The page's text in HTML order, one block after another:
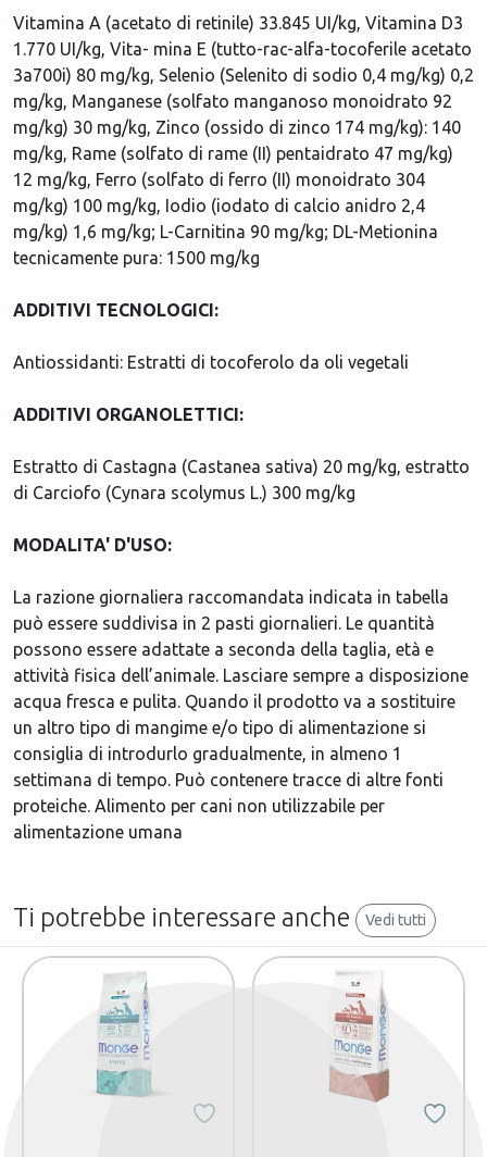
Vitamina A (acetato di retinile) 33.845 UI/kg, Vitamina D3
1.770 UI/kg, Vita- mina E (tutto-rac-alfa-tocoferile acetato
3a700i) 80 mg/kg, Selenio (Selenito di sodio 0,4 mg/kg) 0,2
mg/kg, Manganese (solfato manganoso monoidrato 92
mg/kg) 30 mg/kg, Zinco (ossido di zinco 174 mg/kg): 140
mg/kg, Rame (solfato di rame (II) pentaidrato 47 mg/kg)
12 mg/kg, Ferro (solfato di ferro (II) monoidrato 304
mg/kg) 100 mg/kg, Iodio (iodato di calcio anidro 2,4
mg/kg) 1,6 mg/kg; L-Carnitina 90 mg/kg; DL-Metionina
tecnicamente pura: 1500 mg/kg
ADDITIVI TECNOLOGICI:
Antiossidanti: Estratti di tocoferolo da oli vegetali
ADDITIVI ORGANOLETTICI:
Estratto di Castagna (Castanea sativa) 20 mg/kg, estratto
di Carciofo (Cynara scolymus L.) 300 mg/kg
MODALITA' D'USO:
La razione giornaliera raccomandata indicata in tabella
può essere suddivisa in 2 pasti giornalieri. Le quantità
possono essere adattate a seconda della taglia, età e
attività fisica dell’animale. Lasciare sempre a disposizione
acqua fresca e pulita. Quando il prodotto va a sostituire
un altro tipo di mangime e/o tipo di alimentazione si
consiglia di introdurlo gradualmente, in almeno 1
settimana di tempo. Può contenere tracce di altre fonti
proteiche. Alimento per cani non utilizzabile per
alimentazione umana
Ti potrebbe interessare anche Vedi tutti